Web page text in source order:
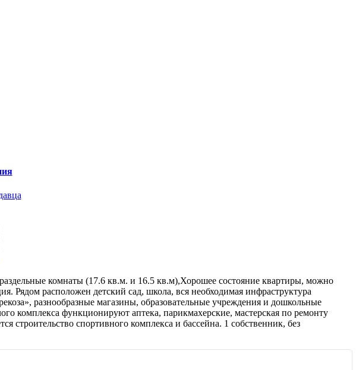
комнаты (17.6 кв.м. и 16.5 кв.м),Хорошее состояние квартиры, можно
Рядом расположен детский сад, школа, вся необходимая инфраструктура
разнообразные магазины, образовательные учреждения и дошкольные
комплекса функционируют аптека, парикмахерские, мастерская по ремонту
спортивного комплекса и бассейна. 1 собственник, без